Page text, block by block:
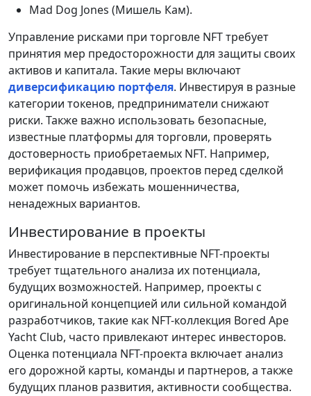
Mad Dog Jones (Мишель Кам).
Управление рисками при торговле NFT требует
принятия мер предосторожности для защиты своих
активов и капитала. Такие меры включают
диверсификацию портфеля. Инвестируя в разные
категории токенов, предприниматели снижают
риски. Также важно использовать безопасные,
известные платформы для торговли, проверять
достоверность приобретаемых NFT. Например,
верификация продавцов, проектов перед сделкой
может помочь избежать мошенничества,
ненадежных вариантов.
Инвестирование в проекты
Инвестирование в перспективные NFT-проекты
требует тщательного анализа их потенциала,
будущих возможностей. Например, проекты с
оригинальной концепцией или сильной командой
разработчиков, такие как NFT-коллекция Bored Ape
Yacht Club, часто привлекают интерес инвесторов.
Оценка потенциала NFT-проекта включает анализ
его дорожной карты, команды и партнеров, а также
будущих планов развития, активности сообщества.